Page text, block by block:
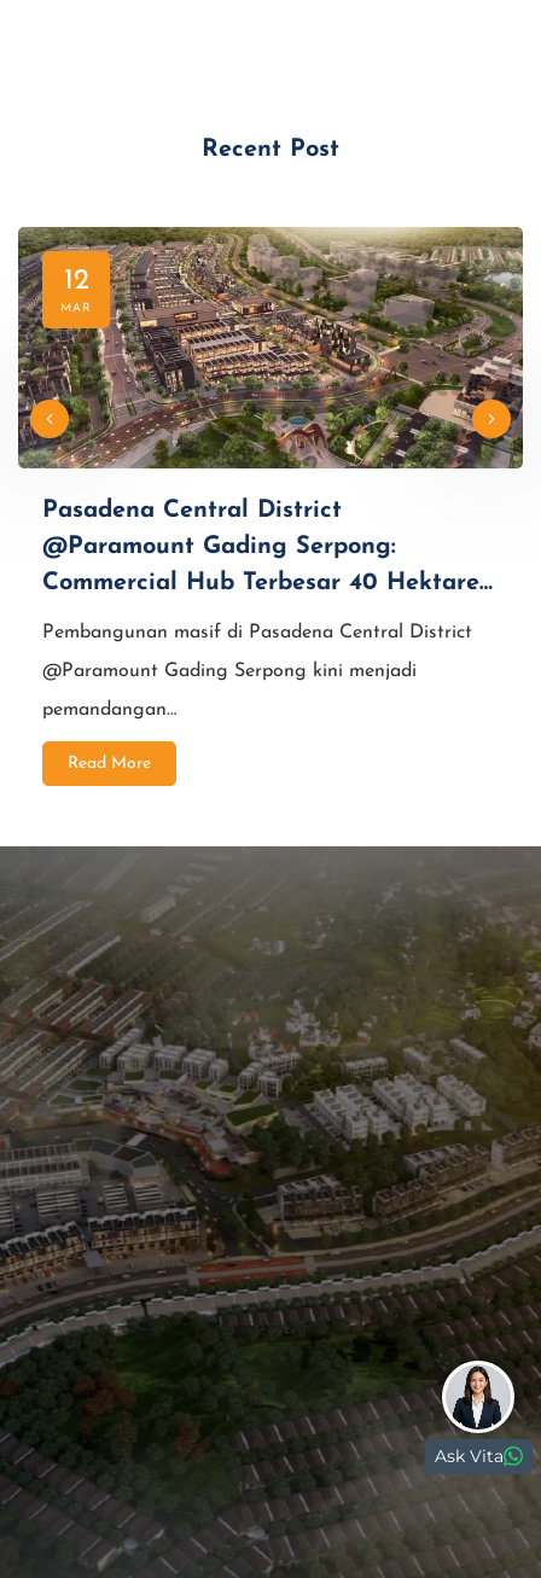
Recent Post
12
MAR
Pasadena Central District
@Paramount Gading Serpong:
Commercial Hub Terbesar 40 Hektare
di Jantung Kota Gading Serpong
Pembangunan masif di Pasadena Central District
@Paramount Gading Serpong kini menjadi
pemandangan…
Read More
Paramount Gading Serpong
Paramount Petals
Paramount Village Semarang
0811 1891 999
(021) 5420 0999
digitalcare@paramount-land.com
Paramount Plaza
Jl. Gading Serpong Boulevard Kav. 1
Ask Vita